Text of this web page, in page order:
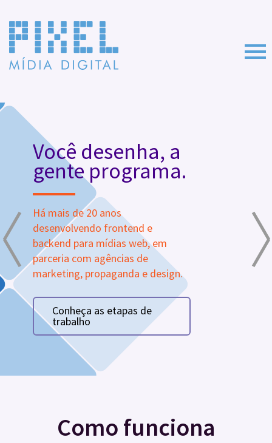
Você desenha, a
gente programa.
Há mais de 20 anos
desenvolvendo frontend e
backend para mídias web, em
parceria com agências de
marketing, propaganda e design.
Conheça as etapas de
trabalho
Como funciona